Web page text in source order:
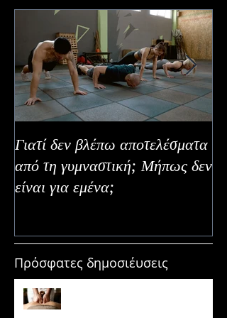
Γιατί δεν βλέπω αποτελέσματα
από τη γυμναστική; Μήπως δεν
είναι για εμένα;
Πρόσφατες δημοσιέυσεις